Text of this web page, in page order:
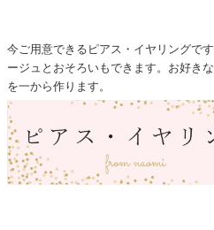
今ご用意できるピアス・イヤリングで
ージュとおそろいもできます。お好き
を一から作ります。